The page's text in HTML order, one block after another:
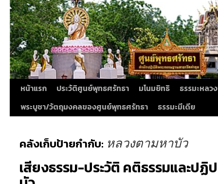
หน้าแรก ประวัติศูนย์พุทธศรัทธา มโนมยิทธิ
ธรรมะหลว
พระบูชา/วัตถุมงคลของศูนย์พุทธศรัทธา
ธรรมะมีเดีย
คลังเก็บป้ายกำกับ: หลวงตามหาบัว
เสียงธรรม-ประวัติ คติธรรมและปฏิ